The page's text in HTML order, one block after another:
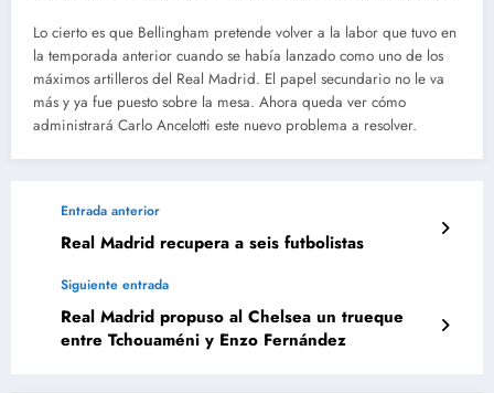
Lo cierto es que Bellingham pretende volver a la labor que tuvo en
la temporada anterior cuando se había lanzado como uno de los
máximos artilleros del Real Madrid. El papel secundario no le va
más y ya fue puesto sobre la mesa. Ahora queda ver cómo
administrará Carlo Ancelotti este nuevo problema a resolver.
Entrada anterior
Real Madrid recupera a seis futbolistas
Siguiente entrada
Real Madrid propuso al Chelsea un trueque
entre Tchouaméni y Enzo Fernández